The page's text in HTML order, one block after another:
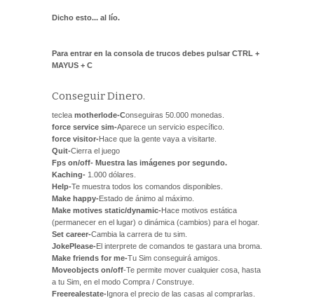
Dicho esto... al lío.
Para entrar en la consola de trucos debes pulsar CTRL +
MAYUS + C
Conseguir Dinero.
teclea motherlode-Conseguiras 50.000 monedas.
force service sim-Aparece un servicio específico.
force visitor-Hace que la gente vaya a visitarte.
Quit-Cierra el juego
Fps on/off- Muestra las imágenes por segundo.
Kaching- 1.000 dólares.
Help-Te muestra todos los comandos disponibles.
Make happy-Estado de ánimo al máximo.
Make motives static/dynamic-Hace motivos estática
(permanecer en el lugar) o dinámica (cambios) para el hogar.
Set career-Cambia la carrera de tu sim.
JokePlease-El interprete de comandos te gastara una broma.
Make friends for me-Tu Sim conseguirá amigos.
Moveobjects on/off-Te permite mover cualquier cosa, hasta
a tu Sim, en el modo Compra / Construye.
Freerealestate-Ignora el precio de las casas al comprarlas.